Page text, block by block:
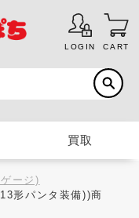
LOGIN CART
買取
ージ)
形パンタ装備))商